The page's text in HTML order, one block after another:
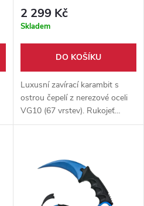
2 299 Kč
Skladem
DO KOŠÍKU
Luxusní zavírací karambit s
ostrou čepelí z nerezové oceli
VG10 (67 vrstev). Rukojeť
vyrobena ze stabilizovaného